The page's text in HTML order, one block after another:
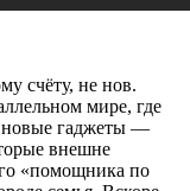
счёту, не нов.
мире, где
новые гаджеты —
внешне
«помощника по